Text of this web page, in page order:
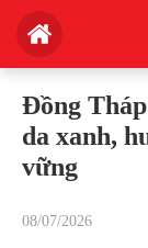
Đồng
da xanh,
vững
08/07/2026